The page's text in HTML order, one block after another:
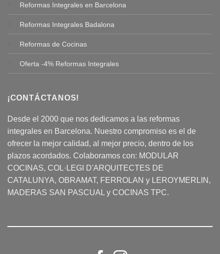
Reformas Integrales en Barcelona
Reformas Integrales Badalona
Reformas de Cocinas
Oferta -4% Reformas Integrales
¡CONTÁCTANOS!
Desde el 2000 que nos dedicamos a las reformas
integrales en Barcelona. Nuestro compromiso es el de
ofrecer la mejor calidad, al mejor precio, dentro de los
plazos acordados. Colaboramos con: MODULAR
COCINAS, COL·LEGI D'ARQUITECTES DE
CATALUNYA, OBRAMAT, FERROLAN y LEROYMERLIN,
MADERAS SAN PASCUAL y COCINAS TPC.